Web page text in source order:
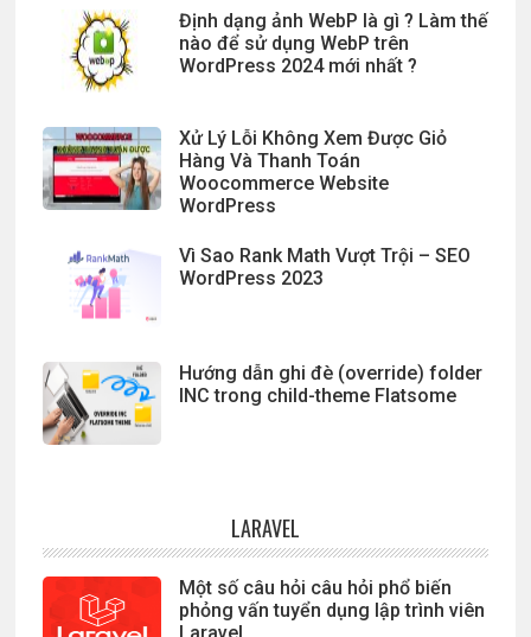
Định dạng ảnh WebP là gì ? Làm thế
nào để sử dụng WebP trên
WordPress 2024 mới nhất ?
Xử Lý Lỗi Không Xem Được Giỏ
Hàng Và Thanh Toán
Woocommerce Website
WordPress
Vì Sao Rank Math Vượt Trội – SEO
WordPress 2023
Hướng dẫn ghi đè (override) folder
INC trong child-theme Flatsome
LARAVEL
Một số câu hỏi câu hỏi phổ biến
phỏng vấn tuyển dụng lập trình viên